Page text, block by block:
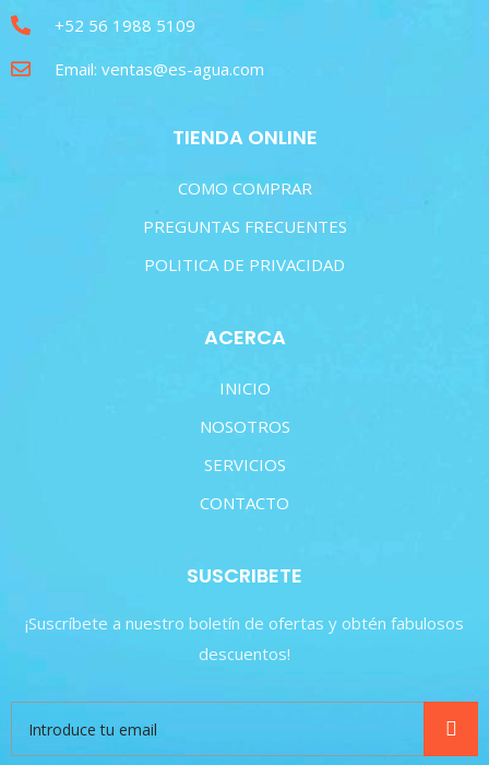
+52 56 1988 5109
Email: ventas@es-agua.com
TIENDA ONLINE
COMO COMPRAR
PREGUNTAS FRECUENTES
POLITICA DE PRIVACIDAD
ACERCA
INICIO
NOSOTROS
SERVICIOS
CONTACTO
SUSCRIBETE
¡Suscríbete a nuestro boletín de ofertas y obtén fabulosos
descuentos!